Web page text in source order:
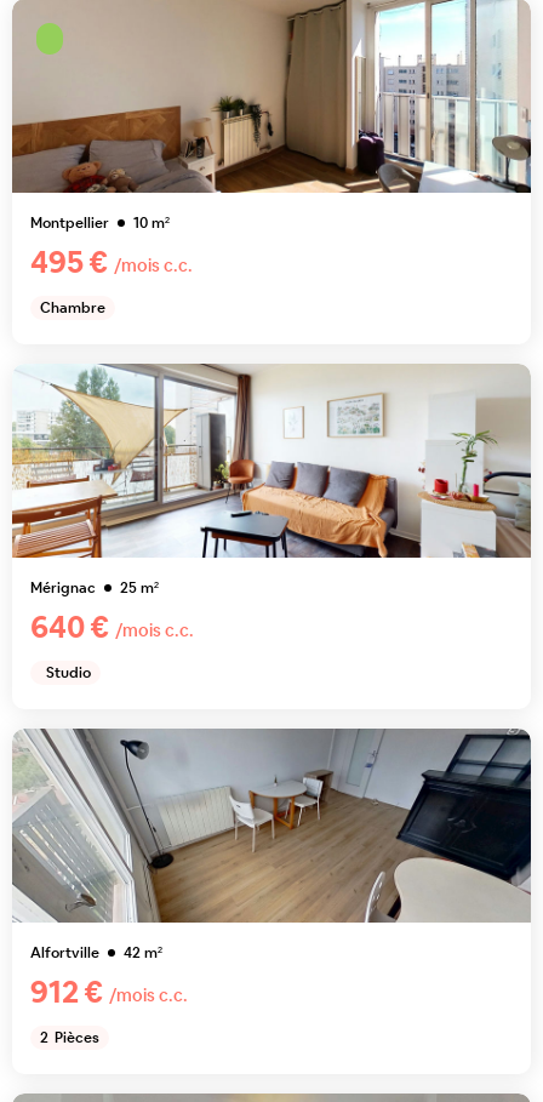
Montpellier 10m²
495 € /mois c.c.
Chambre
Mérignac 25m²
640 € /mois c.c.
Studio
Alfortville 42m²
912 € /mois c.c.
2 Pièces